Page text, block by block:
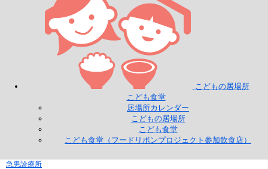
こどもの居場所
こども食堂
居場所カレンダー
こどもの居場所
こども食堂
こども食堂（フードリボンプロジェクト参加飲食店）
急患診療所